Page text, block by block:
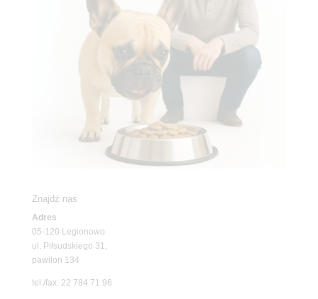
Znajdź nas
Adres
05-120 Legionowo
ul. Piłsudskiego 31,
pawilon 134
tel./fax. 22 784 71 96